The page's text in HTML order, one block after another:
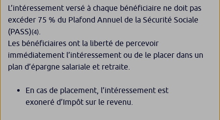
L’intéressement versé à chaque bénéficiaire ne doit pas
excéder 75 % du Plafond Annuel de la Sécurité Sociale
(PASS)(4)
Les bénéficiaires ont la liberté de percevoir
immédiatement l’intéressement ou de le placer dans un
plan d’épargne salariale et retraite.
En cas de placement, l’intéressement est
exoneré d’Impôt sur le revenu.